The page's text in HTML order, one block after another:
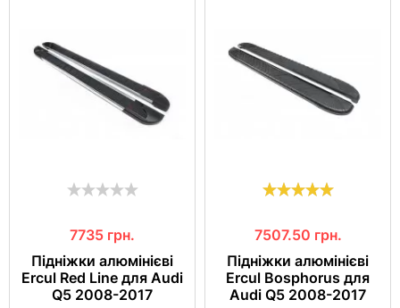
7735 грн.
Підніжки алюмінієві
Ercul Red Line для Audi
Q5 2008-2017
7507.50 грн.
Підніжки алюмінієві
Ercul Bosphorus для
Audi Q5 2008-2017